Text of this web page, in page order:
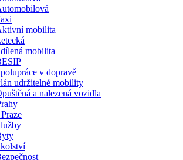
mobilita
mobilita
v dopravě
udržitelné mobility
a nalezená vozidla